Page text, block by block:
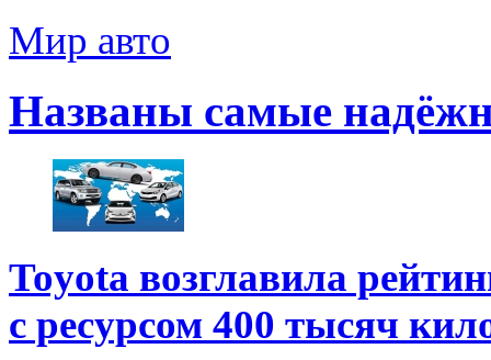
Мир авто
Названы самые
Toyota возглавила
с ресурсом 400 тысяч